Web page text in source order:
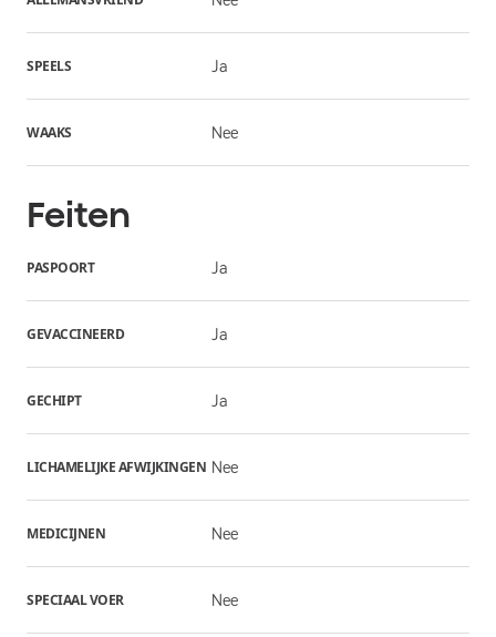
SPEELS Ja
WAAKS Nee
Feiten
PASPOORT Ja
GEVACCINEERD Ja
GECHIPT Ja
LICHAMELIJKE AFWIJKINGEN Nee
MEDICIJNEN Nee
SPECIAAL VOER Nee